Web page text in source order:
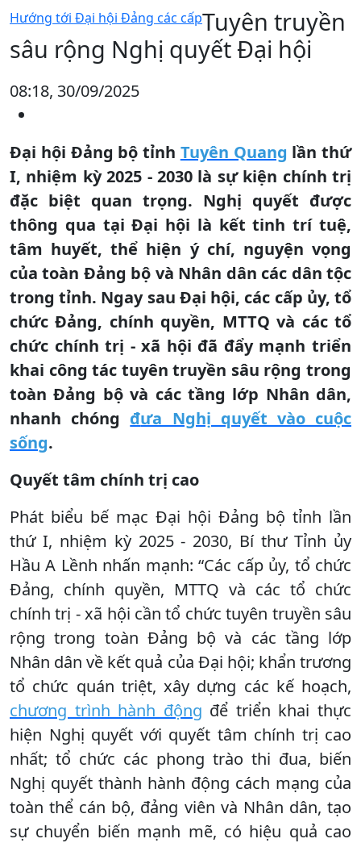
Hướng tới Đại hội Đảng các cấpTuyên truyền
sâu rộng Nghị quyết Đại hội
08:18, 30/09/2025
Đại hội Đảng bộ tỉnh Tuyên Quang lần thứ
I, nhiệm kỳ 2025 - 2030 là sự kiện chính trị
đặc biệt quan trọng. Nghị quyết được
thông qua tại Đại hội là kết tinh trí tuệ,
tâm huyết, thể hiện ý chí, nguyện vọng
của toàn Đảng bộ và Nhân dân các dân tộc
trong tỉnh. Ngay sau Đại hội, các cấp ủy, tổ
chức Đảng, chính quyền, MTTQ và các tổ
chức chính trị - xã hội đã đẩy mạnh triển
khai công tác tuyên truyền sâu rộng trong
toàn Đảng bộ và các tầng lớp Nhân dân,
nhanh chóng đưa Nghị quyết vào cuộc
sống.
Quyết tâm chính trị cao
Phát biểu bế mạc Đại hội Đảng bộ tỉnh lần
thứ I, nhiệm kỳ 2025 - 2030, Bí thư Tỉnh ủy
Hầu A Lềnh nhấn mạnh: “Các cấp ủy, tổ chức
Đảng, chính quyền, MTTQ và các tổ chức
chính trị - xã hội cần tổ chức tuyên truyền sâu
rộng trong toàn Đảng bộ và các tầng lớp
Nhân dân về kết quả của Đại hội; khẩn trương
tổ chức quán triệt, xây dựng các kế hoạch,
chương trình hành động để triển khai thực
hiện Nghị quyết với quyết tâm chính trị cao
nhất; tổ chức các phong trào thi đua, biến
Nghị quyết thành hành động cách mạng của
toàn thể cán bộ, đảng viên và Nhân dân, tạo
sự chuyển biến mạnh mẽ, có hiệu quả cao